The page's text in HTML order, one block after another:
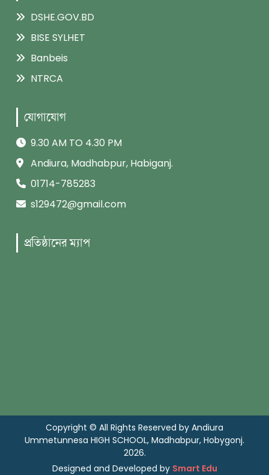
DSHE.GOV.BD
BISE SYLHET
Banbeis
NTRCA
যোগাযোগ
9.30 AM TO 4.30 PM
Andiura, Madhabpur, Habiganj.
01714-785283
s129472@gmail.com
প্রতিষ্ঠানের ম্যাপ
Copyright © All Rights Reserved by Andiura
Ummetunnesa HIGH SCHOOL, Madhabpur, Hobygonj.
2026.
Designed and Developed by Smart Edu